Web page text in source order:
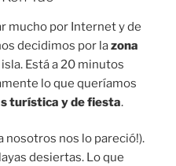
mucho por Internet y de
decidimos por lazona
Está a 20 minutos
lo que queríamos
turística y de fiesta.
nosotros nos lo pareció!).
desiertas. Lo que